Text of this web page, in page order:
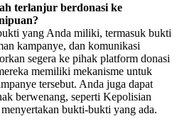
terlanjur berdonasi ke
yang Anda miliki, termasuk bukti
kampanye, dan komunikasi
segera ke pihak platform donasi
memiliki mekanisme untuk
tersebut. Anda juga dapat
berwenang, seperti Kepolisian
bukti-bukti yang ada.